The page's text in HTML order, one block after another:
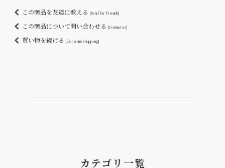
この商品を友達に教える [Send for friends]
この商品について問い合わせる [Contact us]
買い物を続ける [Continue shopping]
カテゴリ一覧